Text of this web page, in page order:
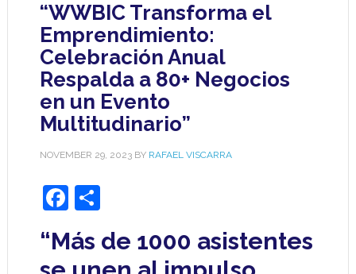
“WWBIC Transforma el
Emprendimiento:
Celebración Anual
Respalda a 80+ Negocios
en un Evento
Multitudinario”
NOVEMBER 29, 2023BY RAFAEL VISCARRA
Facebook
Share
“Más de 1000 asistentes